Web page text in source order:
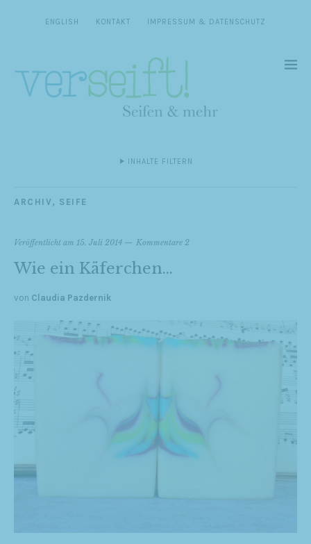
ENGLISH KONTAKT IMPRESSUM & DATENSCHUTZ
INHALTE FILTERN
ARCHIV , SEIFE
Veröffentlicht am 15. Juli 2014 Kommentare 2
Wie ein Käferchen…
von Claudia Pazdernik